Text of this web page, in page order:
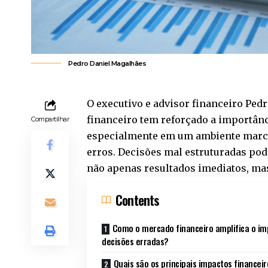
Pedro Daniel Magalhães
Compartilhar
O executivo e advisor financeiro
financeiro tem reforçado a
especialmente em um ambiente
erros. Decisões mal estruturadas
não apenas resultados imediatos,
Contents
Como o mercado financeiro amplifica o
decisões erradas?
Quais são os principais impactos